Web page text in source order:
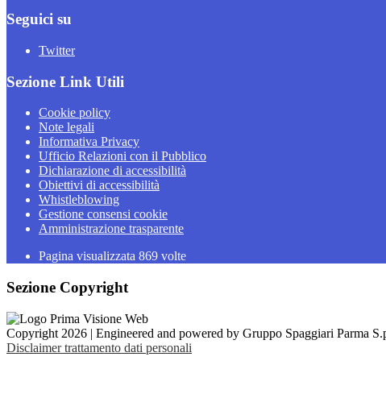
Seguici su
Twitter
Sezione Link Utili
Cookie policy
Note legali
Informativa Privacy
Ufficio Relazioni con il Pubblico
Dichiarazione di accessibilità
Obiettivi di accessibilità
Whistleblowing
Gestione consensi cookie
Amministrazione trasparente
Pagina visualizzata 869 volte
Sezione Copyright
Copyright 2026 | Engineered and powered by Gruppo Spaggiari Parma
Disclaimer trattamento dati personali